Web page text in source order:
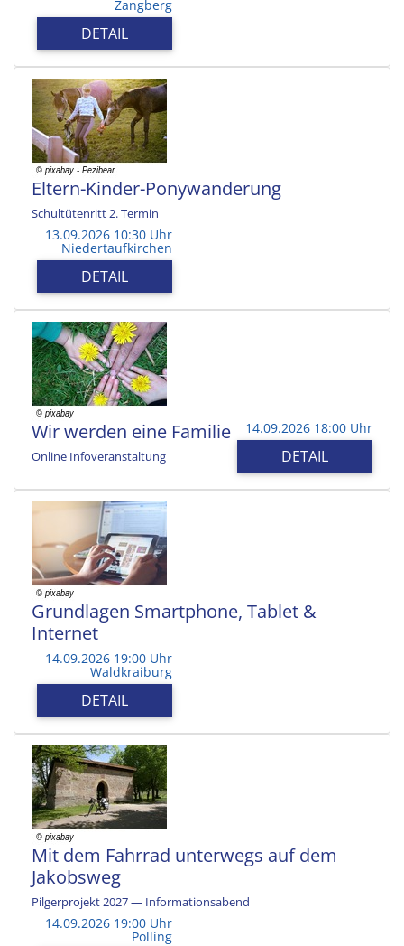
Zangberg
DETAIL
Eltern-Kinder-Ponywanderung
Schultütenritt 2. Termin
13.09.2026 10:30 Uhr
Niedertaufkirchen
DETAIL
Wir werden eine Familie
Online Infoveranstaltung
14.09.2026 18:00 Uhr
DETAIL
Grundlagen Smartphone, Tablet &
Internet
14.09.2026 19:00 Uhr
Waldkraiburg
DETAIL
Mit dem Fahrrad unterwegs auf dem
Jakobsweg
Pilgerprojekt 2027 — Informationsabend
14.09.2026 19:00 Uhr
Polling